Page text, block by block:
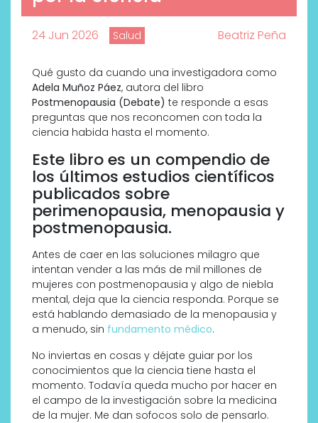
24 Jun 2026 Salud Beatriz Peña
Qué gusto da cuando una investigadora como
Adela Muñoz Páez, autora del libro
Postmenopausia (Debate) te responde a esas
preguntas que nos reconcomen con toda la
ciencia habida hasta el momento.
Este libro es un compendio de
los últimos estudios científicos
publicados sobre
perimenopausia, menopausia y
postmenopausia.
Antes de caer en las soluciones milagro que
intentan vender a las más de mil millones de
mujeres con postmenopausia y algo de niebla
mental, deja que la ciencia responda. Porque se
está hablando demasiado de la menopausia y
a menudo, sin fundamento médico.
No inviertas en cosas y déjate guiar por los
conocimientos que la ciencia tiene hasta el
momento. Todavía queda mucho por hacer en
el campo de la investigación sobre la medicina
de la mujer. Me dan sofocos solo de pensarlo.